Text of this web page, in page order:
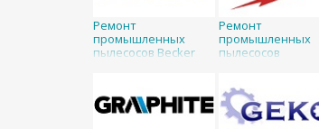
Ремонт
промышленных
пылесосов Becker
Ремонт
промышленных
пылесосов